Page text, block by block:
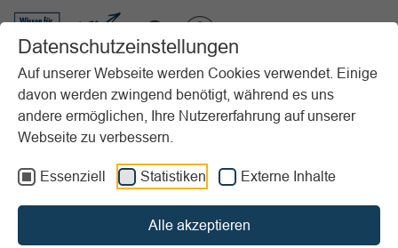
Datenschutzeinstellungen
Auf unserer Webseite werden Cookies verwendet. Einige
davon werden zwingend benötigt, während es uns
andere ermöglichen, Ihre Nutzererfahrung auf unserer
Webseite zu verbessern.
Essenziell Statistiken Externe Inhalte
Alle akzeptieren
Startseite Vereinsmanagement
Marketing
Veranstaltungsmanagement
Rechtliche Aspekte Versicherungen
Vorlesen
Informationen zum Readspeaker öffnen
Versicherungen